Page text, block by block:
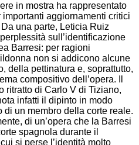
in mostra ha rappresentato
aggiornamenti critici
una parte, Leticia Ruiz
sull’identificazione
Barresi: per ragioni
non si addicono alcune
della pettinatura e, soprattutto,
compositivo dell’opera. Il
ritratto di Carlo V di Tiziano,
infatti il dipinto in modo
un membro della corte reale.
di un’opera che la Barresi
spagnola durante il
si perse l’identità molto